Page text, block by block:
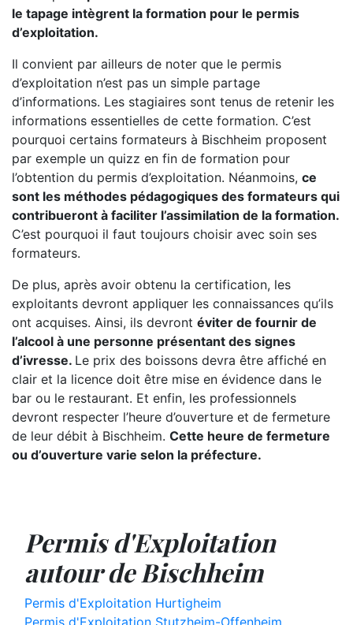
le tapage intègrent la formation pour le permis
d’exploitation.
Il convient par ailleurs de noter que le permis
d’exploitation n’est pas un simple partage
d’informations. Les stagiaires sont tenus de retenir les
informations essentielles de cette formation. C’est
pourquoi certains formateurs à Bischheim proposent
par exemple un quizz en fin de formation pour
l’obtention du permis d’exploitation. Néanmoins, ce
sont les méthodes pédagogiques des formateurs qui
contribueront à faciliter l’assimilation de la formation.
C’est pourquoi il faut toujours choisir avec soin ses
formateurs.
De plus, après avoir obtenu la certification, les
exploitants devront appliquer les connaissances qu’ils
ont acquises. Ainsi, ils devront éviter de fournir de
l’alcool à une personne présentant des signes
d’ivresse. Le prix des boissons devra être affiché en
clair et la licence doit être mise en évidence dans le
bar ou le restaurant. Et enfin, les professionnels
devront respecter l’heure d’ouverture et de fermeture
de leur débit à Bischheim. Cette heure de fermeture
ou d’ouverture varie selon la préfecture.
Permis d'Exploitation
autour de Bischheim
Permis d'Exploitation Hurtigheim
Permis d'Exploitation Stutzheim-Offenheim